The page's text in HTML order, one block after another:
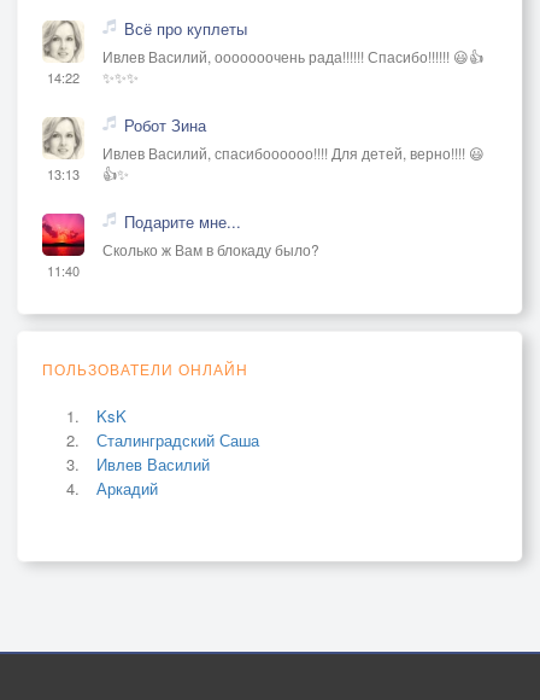
14:22
Всё про куплеты
Ивлев Василий, ооооооочень рада!!!!!! Спасибо!!!!!! 😃👍
✨✨✨
13:13
Робот Зина
Ивлев Василий, спасибоооооо!!!! Для детей, верно!!!! 😃
👍✨
11:40
Подарите мне...
Сколько ж Вам в блокаду было?
ПОЛЬЗОВАТЕЛИ ОНЛАЙН
KsK
Сталинградский Саша
Ивлев Василий
Аркадий